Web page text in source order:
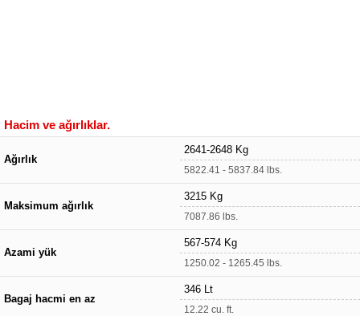
Hacim ve ağırlıklar.
Ağırlık
2641-2648 Kg
5822.41 - 5837.84 lbs.
Maksimum ağırlık
3215 Kg
7087.86 lbs.
Azami yük
567-574 Kg
1250.02 - 1265.45 lbs.
Bagaj hacmi en az
346 Lt
12.22 cu. ft.